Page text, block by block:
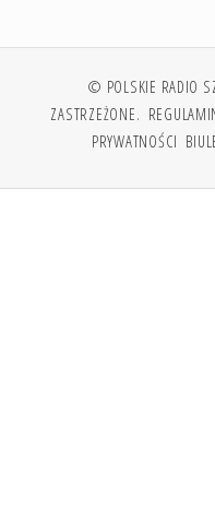
© POLSKIE RADIO
ZASTRZEŻONE.
PRYWATNOŚCI